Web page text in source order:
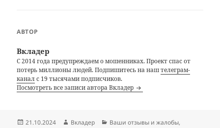
АВТОР
Вкладер
С 2014 года предупреждаем о мошенниках. Проект спас от
потерь миллионы людей. Подпишитесь на наштелеграм-
каналс 19 тысячами подписчиков.
Посмотреть все записи автора Вкладер
Опубликовано
21.10.2024 Автор
Вкладер Рубрики
Ваши отзывы и жалобы,